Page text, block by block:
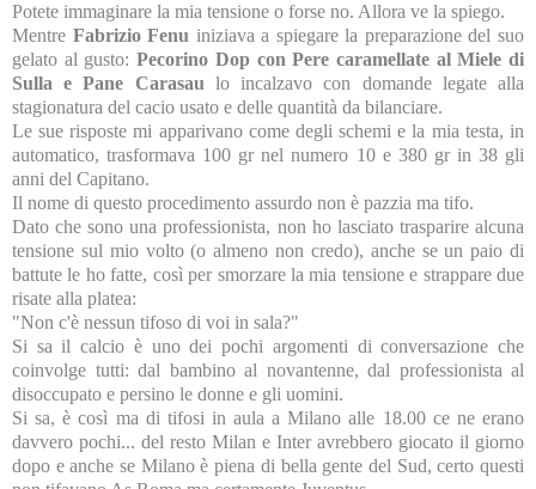
Potete immaginare la mia tensione o forse no. Allora ve la spiego.
Mentre Fabrizio Fenu iniziava a spiegare la preparazione del suo
gelato al gusto:Pecorino Dop con Pere caramellate al Miele di
Sulla e Pane Carasaulo incalzavo con domande legate alla
stagionatura del cacio usato e delle quantità da bilanciare.
Le sue risposte mi apparivano come degli schemi e la mia testa, in
automatico, trasformava 100 gr nel numero 10 e 380 gr in 38 gli
anni del Capitano.
Il nome di questo procedimento assurdo non è pazzia ma tifo.
Dato che sono una professionista, non ho lasciato trasparire alcuna
tensione sul mio volto (o almeno non credo), anche se un paio di
battute le ho fatte, così per smorzare la mia tensione e strappare due
risate alla platea:
"Non c'è nessun tifoso di voi in sala?"
Si sa il calcio è uno dei pochi argomenti di conversazione che
coinvolge tutti: dal bambino al novantenne, dal professionista al
disoccupato e persino le donne e gli uomini.
Si sa, è così ma di tifosi in aula a Milano alle 18.00 ce ne erano
davvero pochi... del resto Milan e Inter avrebbero giocato il giorno
dopo e anche se Milano è piena di bella gente del Sud, certo questi